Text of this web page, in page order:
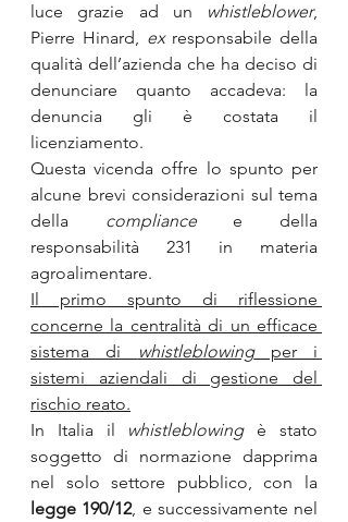
luce grazie ad un
whistleblower,
Pierre Hinard, ex responsabile della
qualità dell’azienda che ha deciso di
denunciare quanto accadeva: la
denuncia gli è costata il
licenziamento.
Questa vicenda offre lo spunto per
alcune brevi considerazioni sul tema
della compliance e della
responsabilità 231 in materia
agroalimentare.
Il primo spunto di riflessione
concerne la centralità di un efficace
sistema di
whistleblowing per i
sistemi aziendali di gestione del
rischio reato.
In Italia il whistleblowing è stato
soggetto di normazione dapprima
legge 190/12, e successivamente nel